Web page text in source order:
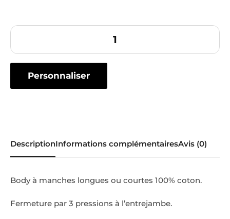
Personnaliser
DescriptionInformations complémentairesAvis (0)
Body à manches longues ou courtes 100% coton.
Fermeture par 3 pressions à l’entrejambe.